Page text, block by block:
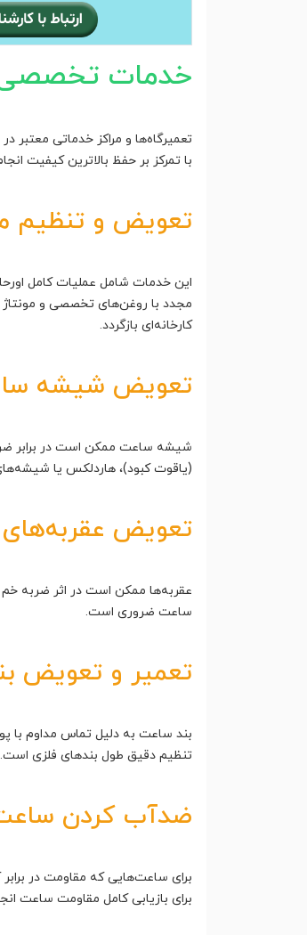
خدمات تخصصی
تعمیرگاه‌ها و مراکز خدماتی
با تمرکز بر حفظ بالاترین کیفیت
تعویض و تنظیم
مجدد با روغن‌های تخصصی و مونتاژ
کارخانه‌ای بازگردد.
تعویض شیشه
شیشه ساعت ممکن است در برابر
(یاقوت کبود)، هاردلکس یا
تعویض
عقربه‌ها ممکن است در اثر ضربه خم
ساعت ضروری است.
تعمیر و تعویض
بند ساعت به دلیل تماس مداوم با
تنظیم دقیق طول بندهای فلزی است.
ضدآب کردن
برای ساعت‌هایی که مقاومت در
برای بازیابی کامل مقاومت ساعت